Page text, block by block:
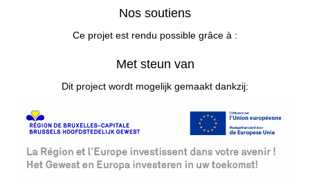
Nos soutiens
Ce projet est rendu possible grâce à :
Met steun van
Dit project wordt mogelijk gemaakt dankzij: